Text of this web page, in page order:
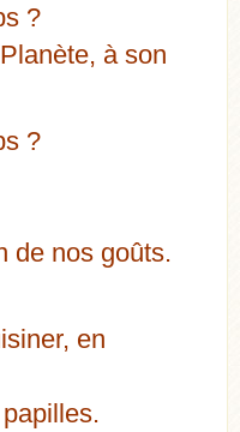
?
à son
?
de nos goûts.
en